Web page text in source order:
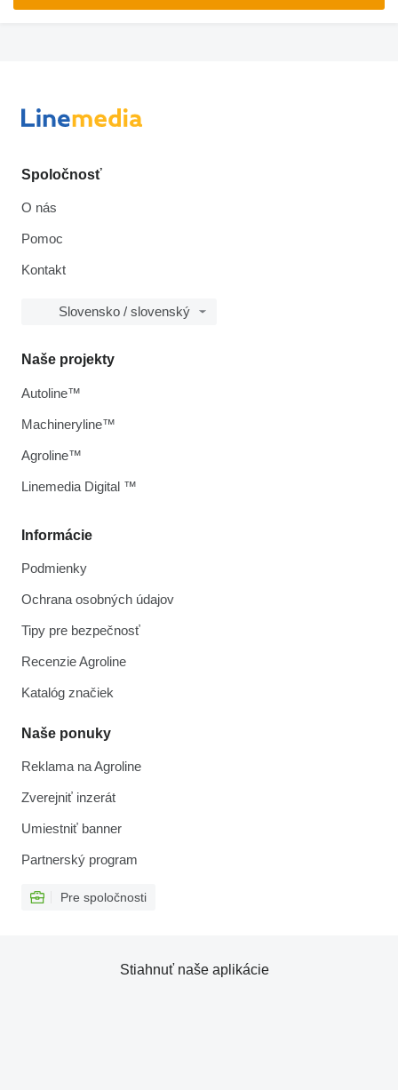
Spoločnosť
O nás
Pomoc
Kontakt
Slovensko / slovenský
Informácie
Podmienky
Ochrana osobných údajov
Tipy pre bezpečnosť
Recenzie Agroline
Katalóg značiek
Naše ponuky
Reklama na Agroline
Zverejniť inzerát
Umiestniť banner
Partnerský program
Pre spoločnosti
Naše projekty
Autoline™
Machineryline™
Agroline™
Linemedia Digital ™
Stiahnuť naše aplikácie